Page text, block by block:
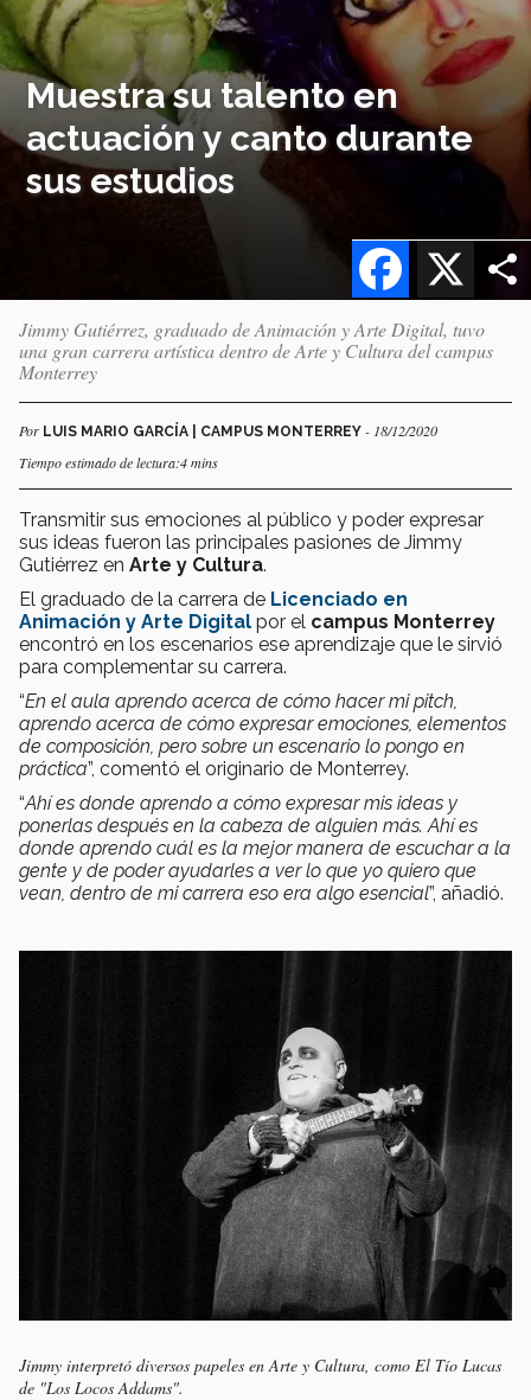
Muestra su talento en
actuación y canto durante
sus estudios
X
Facebook
Jimmy Gutiérrez, graduado de Animación y Arte Digital, tuvo
una gran carrera artística dentro de Arte y Cultura del campus
Monterrey
Por LUIS MARIO GARCÍA | CAMPUS MONTERREY - 18/12/2020
Tiempo estimado de lectura:4 mins
Transmitir sus emociones al público y poder expresar
sus ideas fueron las principales pasiones de Jimmy
Gutiérrez en Arte y Cultura.
El graduado de la carrera de Licenciado en
Animación y Arte Digital por el campus Monterrey
encontró en los escenarios ese aprendizaje que le sirvió
para complementar su carrera.
“En el aula aprendo acerca de cómo hacer mi pitch,
aprendo acerca de cómo expresar emociones, elementos
de composición, pero sobre un escenario lo pongo en
práctica”, comentó el originario de Monterrey.
“Ahí es donde aprendo a cómo expresar mis ideas y
ponerlas después en la cabeza de alguien más. Ahí es
donde aprendo cuál es la mejor manera de escuchar a la
gente y de poder ayudarles a ver lo que yo quiero que
vean, dentro de mi carrera eso era algo esencial”, añadió.
Jimmy interpretó diversos papeles en Arte y Cultura, como El Tío Lucas
de "Los Locos Addams".